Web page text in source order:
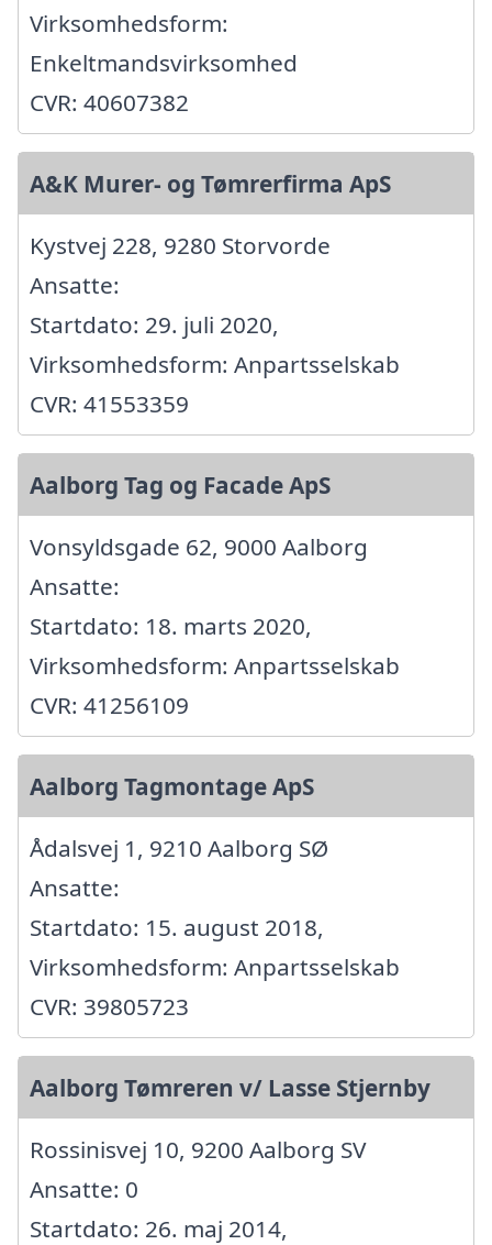
Virksomhedsform:
Enkeltmandsvirksomhed
CVR: 40607382
A&K Murer- og Tømrerfirma ApS
Kystvej 228, 9280 Storvorde
Ansatte:
Startdato: 29. juli 2020,
Virksomhedsform: Anpartsselskab
CVR: 41553359
Aalborg Tag og Facade ApS
Vonsyldsgade 62, 9000 Aalborg
Ansatte:
Startdato: 18. marts 2020,
Virksomhedsform: Anpartsselskab
CVR: 41256109
Aalborg Tagmontage ApS
Ådalsvej 1, 9210 Aalborg SØ
Ansatte:
Startdato: 15. august 2018,
Virksomhedsform: Anpartsselskab
CVR: 39805723
Aalborg Tømreren v/ Lasse Stjernby
Rossinisvej 10, 9200 Aalborg SV
Ansatte: 0
Startdato: 26. maj 2014,